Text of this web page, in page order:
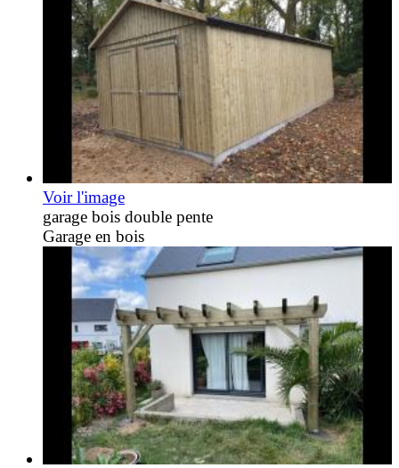
Voir l'image
garage bois double pente
Garage en bois